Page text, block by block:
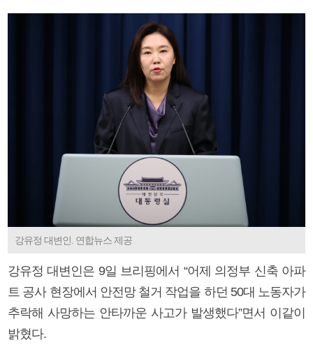
강유정 대변인. 연합뉴스 제공
강유정 대변인은 9일 브리핑에서 “어제 의정부 신축 아파
트 공사 현장에서 안전망 철거 작업을 하던 50대 노동자가
추락해 사망하는 안타까운 사고가 발생했다”면서 이같이
밝혔다.